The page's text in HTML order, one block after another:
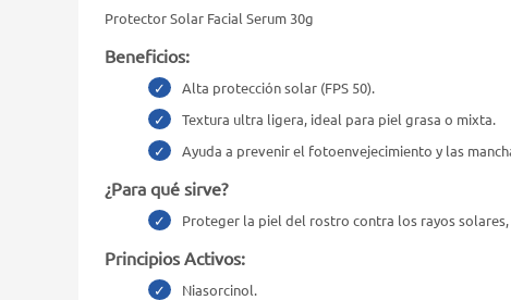
Protector Solar Facial Serum 30g
Beneficios:
Alta protección solar (FPS 50).
Textura ultra ligera, ideal para piel grasa o mixta.
Ayuda a prevenir el fotoenvejecimiento y las
¿Para qué sirve?
Proteger la piel del rostro contra los rayos
Principios Activos:
Niasorcinol.